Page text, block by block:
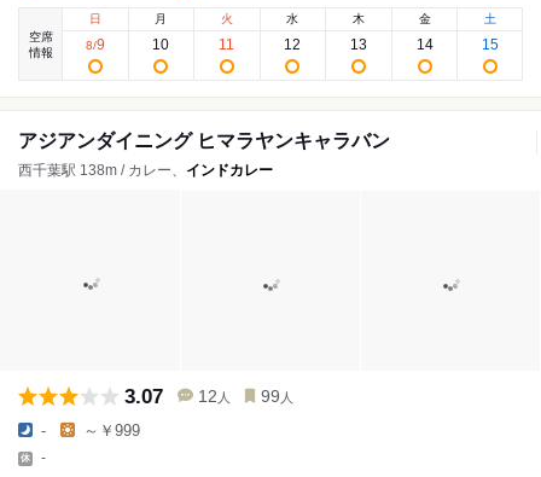
空席
情報
日
8/9
月
10
火
11
水
12
木
13
金
14
土
15
アジアンダイニング ヒマラヤンキャラバン
西千葉駅 138m / カレー、 インドカレー
3.07 12 人 99 人
- ～￥999
-